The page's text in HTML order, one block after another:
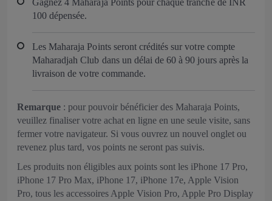
Gagnez 4 Maharaja Points pour chaque tranche de INR
100 dépensée.
Les Maharaja Points seront crédités sur votre compte
Maharadjah Club dans un délai de 60 à 90 jours après la
livraison de votre commande.
Remarque : pour pouvoir bénéficier des Maharaja Points,
veuillez finaliser votre achat en ligne en une seule visite, sans
fermer votre navigateur. Si vous ouvrez un nouvel onglet ou
revenez plus tard, vos points ne seront pas suivis.
Les produits non éligibles aux points sont les iPhone 17 Pro,
iPhone 17 Pro Max, iPhone 17, iPhone 17e, Apple Vision
Pro, tous les accessoires Apple Vision Pro, Apple Pro Display